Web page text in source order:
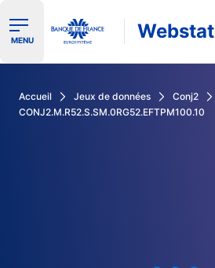
Ouvrir le menu de navigation
MENU Webstat
Accueil Jeux de données
Conj2
CONJ2.M.R52.S.SM.0RG52.EFTPM100.10